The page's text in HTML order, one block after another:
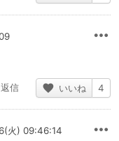
信 いいね 4
火) 09:46:14